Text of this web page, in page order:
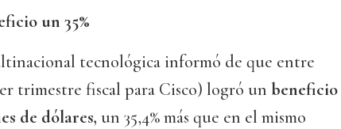
un 35%
tecnológica informó de que entre
trimestre fiscal para Cisco) logró un beneficio
de dólares, un 35,4% más que en el mismo